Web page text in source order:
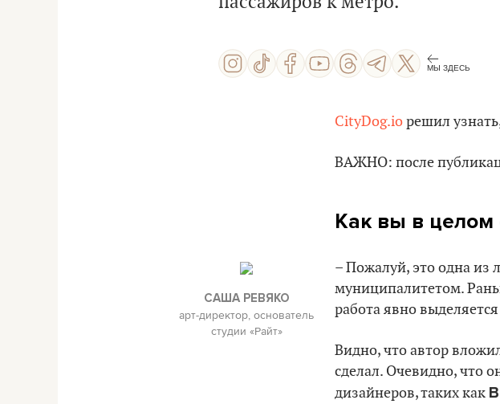
МЫ ЗДЕСЬ
CityDog.ioрешил
ВАЖНО: после
Как вы в целом
САША РЕВЯКО
арт-директор, основатель
студии «Райт»
– Пожалуй, это одна из
муниципалитетом.
работа явно
Видно, что автор
сделал. Очевидно, что
дизайнеров, таких как